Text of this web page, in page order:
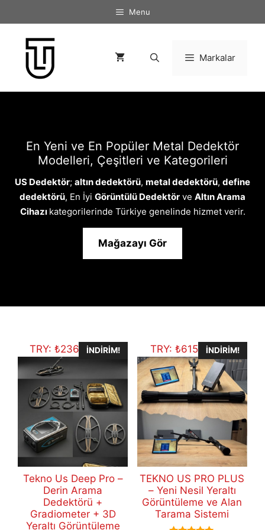
atla
Menu
Markalar
En Yeni ve En Popüler Metal Dedektör
Modelleri, Çeşitleri ve Kategorileri
US Dedektör; altın dedektörü, metal dedektörü, define
dedektörü, En İyi Görüntülü Dedektör ve Altın Arama
Cihazı kategorilerinde Türkiye genelinde hizmet verir.
Mağazayı Gör
TRY:₺236.435,50
İNDIRIM!
Tekno Us Deep Pro –
Derin Arama
Dedektörü +
Gradiometer + 3D
Yeraltı Görüntüleme
TRY: ₺615.612,06
İNDIRIM!
TEKNO US PRO PLUS
– Yeni Nesil Yeraltı
Görüntüleme ve Alan
Tarama Sistemi